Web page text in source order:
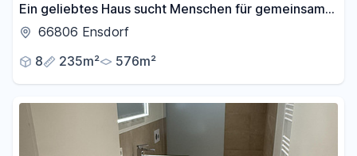
Ein geliebtes Haus sucht Menschen für gemeinsame
Zukunft [von privat]
66806 Ensdorf
8
235m² 576m²